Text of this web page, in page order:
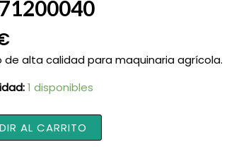
de alta calidad para maquinaria agrícola.
1 disponibles
AL CARRITO